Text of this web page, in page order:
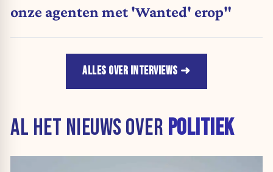
onze agenten met 'Wanted' erop"
ALLES OVER INTERVIEWS
AL HET NIEUWS OVER POLITIEK